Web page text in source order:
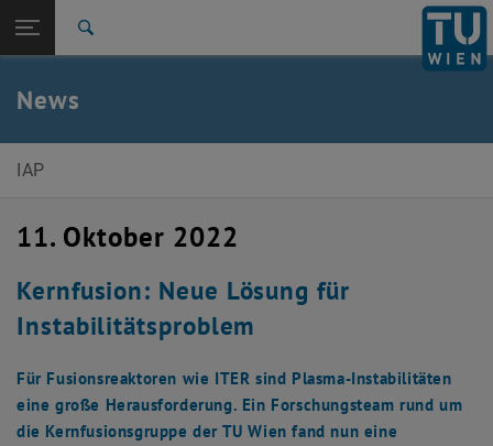
TU Login
Quicklinks
Quicklinks-Menü umschalten
Studium
Zur 1. Menü Ebene
Institut für Angewandte Physik
Meldung
News
IAP
11. Oktober 2022
Kernfusion: Neue Lösung für
Instabilitätsproblem
Für Fusionsreaktoren wie ITER sind Plasma-Instabilitäten
eine große Herausforderung. Ein Forschungsteam rund um
die Kernfusionsgruppe der TU Wien fand nun eine